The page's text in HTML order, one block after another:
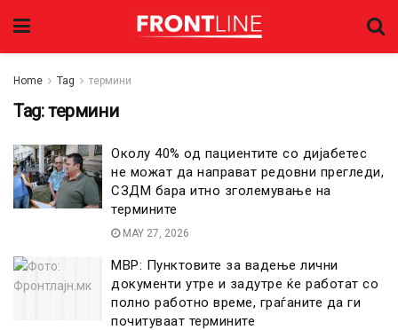
Home Tag термини
Tag:термини
Околу 40% од пациентите со дијабетес
не можат да направат редовни прегледи,
СЗДМ бара итно зголемување на
термините
MAY 27, 2026
МВР: Пунктовите за вадење лични
документи утре и задутре ќе работат со
полно работно време, граѓаните да ги
почитуваат термините